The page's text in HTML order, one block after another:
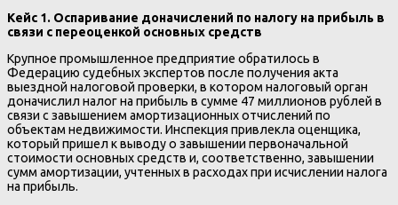
Кейс 1. Оспаривание доначислений по налогу на прибыль в
связи с переоценкой основных средств
Крупное промышленное предприятие обратилось в
Федерацию судебных экспертов после получения акта
выездной налоговой проверки, в котором налоговый орган
доначислил налог на прибыль в сумме 47 миллионов рублей в
связи с завышением амортизационных отчислений по
объектам недвижимости. Инспекция привлекла оценщика,
который пришел к выводу о завышении первоначальной
стоимости основных средств и, соответственно, завышении
сумм амортизации, учтенных в расходах при исчислении налога
на прибыль.